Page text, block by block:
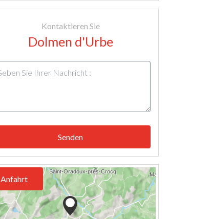
Kontaktieren Sie
Dolmen d'Urbe
Senden
Anfahrt